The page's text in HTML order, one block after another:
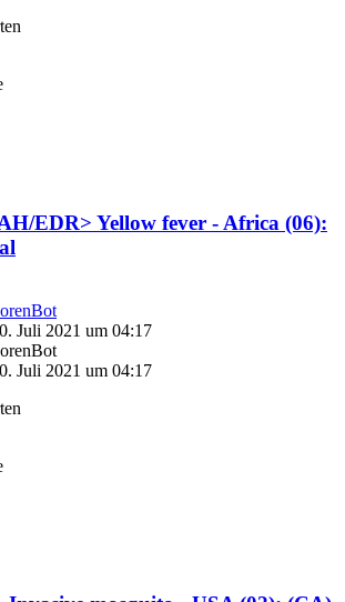
EDR> Yellow fever - Africa (06):
Juli 2021 um 04:17
Juli 2021 um 04:17